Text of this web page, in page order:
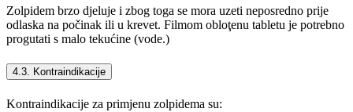
Zolpidem brzo djeluje i zbog toga se mora uzeti neposredno prije
odlaska na počinak ili u krevet. Filmom obloţenu tabletu je potrebno
progutati s malo tekućine (vode.)
4.3. Kontraindikacije
Kontraindikacije za primjenu zolpidema su: